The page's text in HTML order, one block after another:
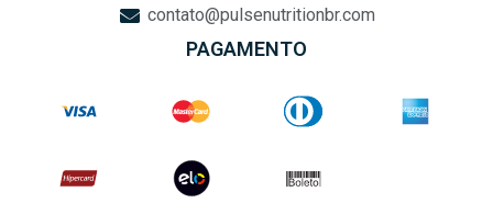
contato@pulsenutritionbr.com
PAGAMENTO